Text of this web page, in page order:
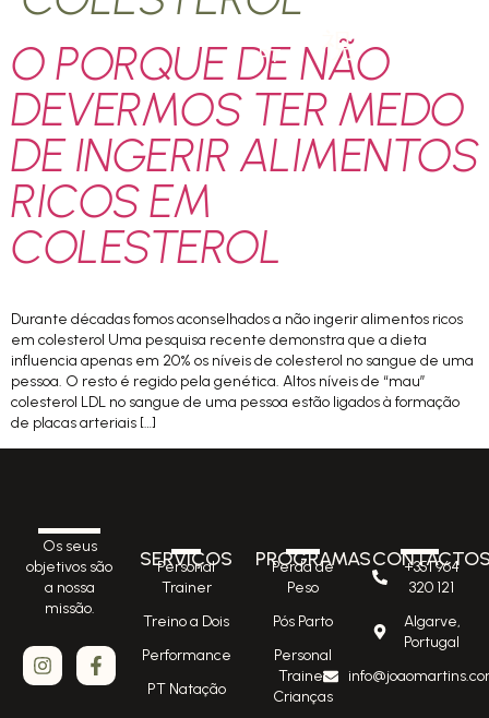
PT
O PORQUE DE NÃO
DEVERMOS TER MEDO
DE INGERIR ALIMENTOS
RICOS EM
COLESTEROL
Durante décadas fomos aconselhados a não ingerir alimentos ricos
em colesterol Uma pesquisa recente demonstra que a dieta
influencia apenas em 20% os níveis de colesterol no sangue de uma
pessoa. O resto é regido pela genética. Altos níveis de “mau”
colesterol LDL no sangue de uma pessoa estão ligados à formação
de placas arteriais […]
Os seus
objetivos são
a nossa
missão.
SERVIÇOS
Personal
Trainer
Treino a Dois
Performance
PT Natação
PROGRAMAS
Perda de
Peso
Pós Parto
Personal
Trainer
Crianças
+351 964
320 121
Algarve,
Portugal